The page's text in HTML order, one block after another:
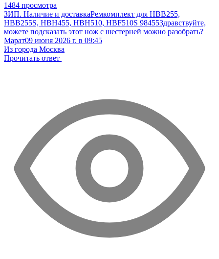
1484 просмотра
ЗИП. Наличие и доставкаРемкомплект для HBB255,
HBB255S, HBH455, HBH510, HBF510S 98455Здравствуйте,
можете подсказать этот нож с шестерней можно разобрать?
Марат09 июня 2026 г. в 09:45
Из города Москва
Прочитать ответ